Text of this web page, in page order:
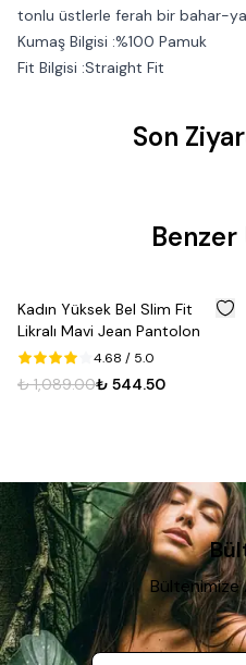
tonlu üstlerle ferah bir bahar-
Kumaş Bilgisi :%100 Pamuk
Fit Bilgisi :Straight Fit
Son
% 50
Kadın Yüksek Bel Slim Fit
Likralı Mavi Jean Pantolon
4.68 / 5.0
₺ 1,089.00₺ 544.50